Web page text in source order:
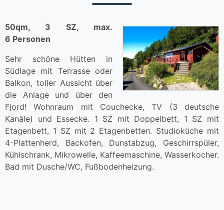
50qm, 3 SZ, max.
6 Personen
Sehr schöne Hütten in
Südlage mit Terrasse oder
Balkon, toller Aussicht über
die Anlage und über den
Fjord! Wohnraum mit Couchecke, TV (3 deutsche
Kanäle) und Essecke. 1 SZ mit Doppelbett, 1 SZ mit
Etagenbett, 1 SZ mit 2 Etagenbetten. Studioküche mit
4-Plattenherd, Backofen, Dunstabzug, Geschirrspüler,
Kühlschrank, Mikrowelle, Kaffeemaschine, Wasserkocher.
Bad mit Dusche/WC, Fußbodenheizung.